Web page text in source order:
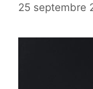
25 septembre